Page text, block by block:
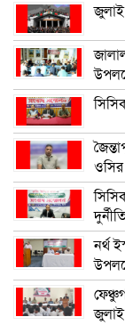
জুলাই
ওসির
নর্থ
জুলাই